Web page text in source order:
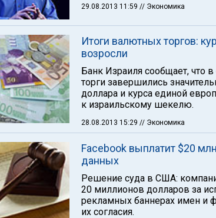
29.08.2013 11:59 // Экономика
Итоги валютных торгов:
возросли
Банк Израиля сообщает, что
торги завершились
доллара и курса единой
к израильскому шекелю.
28.08.2013 15:29 // Экономика
Facebook выплатит $20
данных
Решение суда в США:
20 миллионов долларов за
рекламных баннерах имен и
их согласия.